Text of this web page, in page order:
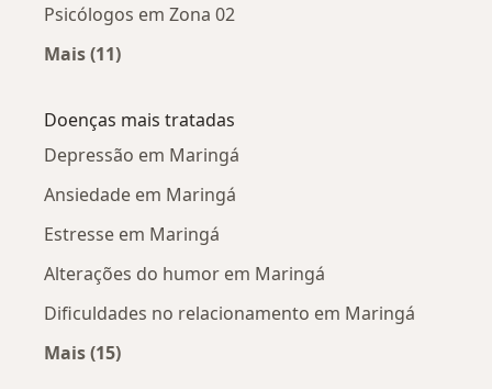
Psicólogos em Zona 02
Mais (11)
Doenças mais tratadas
Depressão em Maringá
Ansiedade em Maringá
Estresse em Maringá
Alterações do humor em Maringá
Dificuldades no relacionamento em Maringá
Mais (15)